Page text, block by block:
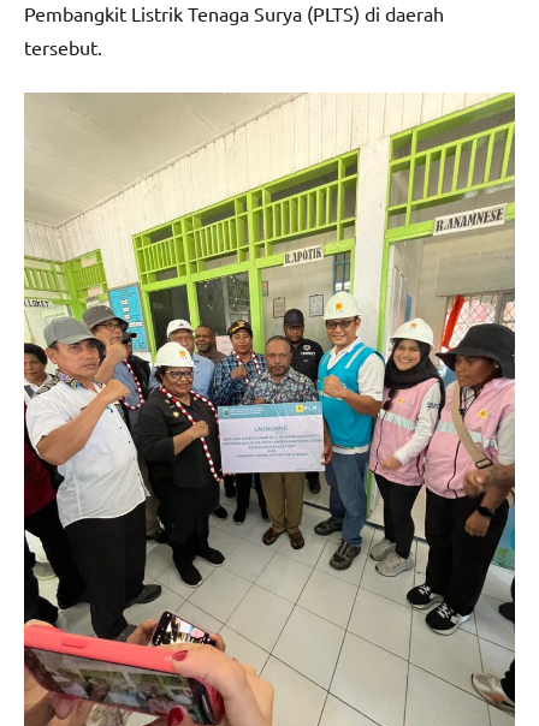
Pembangkit Listrik Tenaga Surya (PLTS) di daerah
tersebut.